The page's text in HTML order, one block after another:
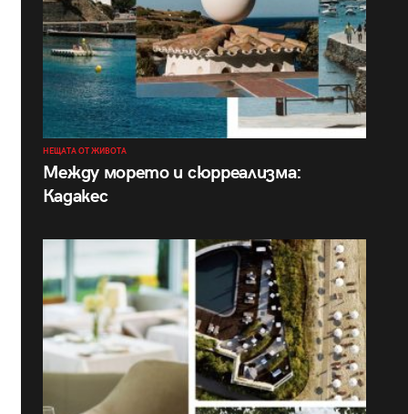
НЕЩАТА ОТ ЖИВОТА
Между морето и сюрреализма:
Кадакес